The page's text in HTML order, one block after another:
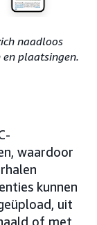
naadloos
plaatsingen.
waardoor
kunnen
uit
of met